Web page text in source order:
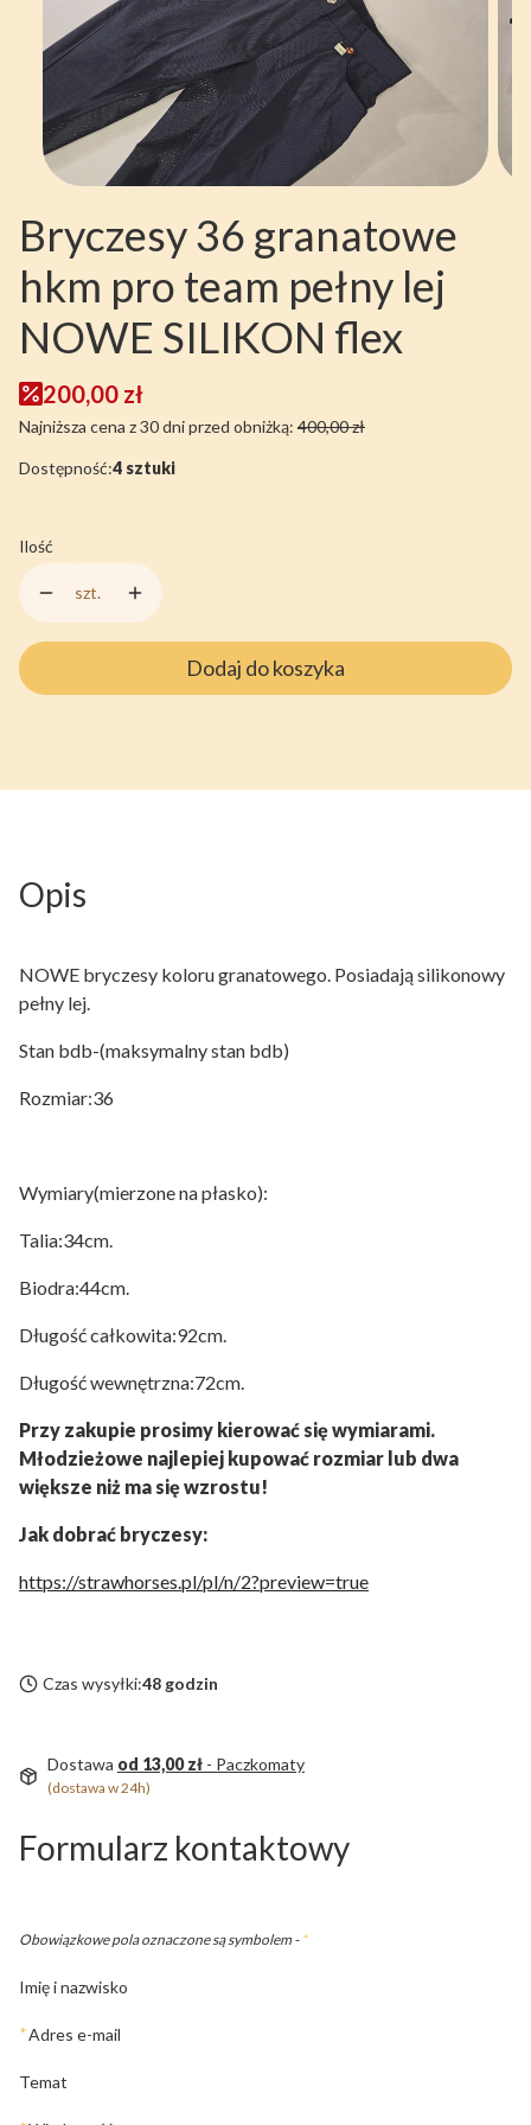
Bryczesy 36 granatowe
hkm pro team pełny lej
NOWE SILIKON flex
200,00 zł
Najniższa cena z 30 dni przed obniżką: 400,00 zł
Dostępność:4 sztuki
Ilość
szt.
Dodaj do koszyka
Opis
NOWE bryczesy koloru granatowego. Posiadają silikonowy
pełny lej.
Stan bdb-(maksymalny stan bdb)
Rozmiar:36
Wymiary(mierzone na płasko):
Talia:34cm.
Biodra:44cm.
Długość całkowita:92cm.
Długość wewnętrzna:72cm.
Przy zakupie prosimy kierować się wymiarami.
Młodzieżowe najlepiej kupować rozmiar lub dwa
większe niż ma się wzrostu!
Jak dobrać bryczesy:
https://strawhorses.pl/pl/n/2?preview=true
Czas wysyłki:48 godzin
Dostawa od 13,00 zł - Paczkomaty
(dostawa w 24h)
Formularz kontaktowy
Obowiązkowe pola oznaczone są symbolem - *
Imię i nazwisko
*Adres e-mail
Temat